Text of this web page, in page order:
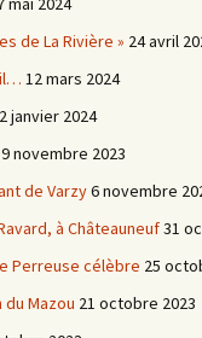
de La Rivière » 24 avril
12 mars 2024
2 janvier 2024
9 novembre 2023
de Varzy6 novembre
à Châteauneuf31
Perreuse célèbre 25
Mazou 21 octobre 2023